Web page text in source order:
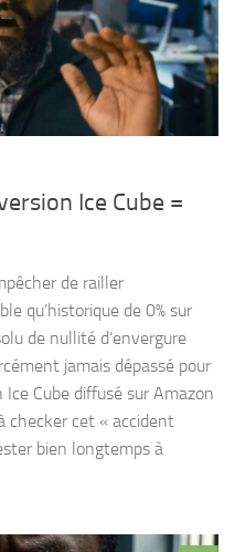
Ice Cube =
de railler
qu’historique de 0% sur
de nullité d’envergure
jamais dépassé pour
Ice Cube diffusé sur Amazon
checker cet « accident
bien longtemps à